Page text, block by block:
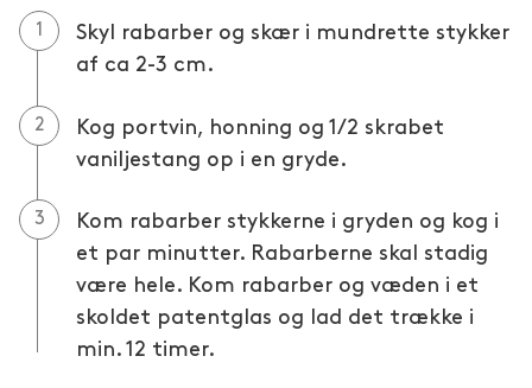
Skyl rabarber og skær i mundrette stykker
af ca 2-3 cm.
Kog portvin, honning og 1/2 skrabet
vaniljestang op i en gryde.
Kom rabarber stykkerne i gryden og kog i
et par minutter. Rabarberne skal stadig
være hele. Kom rabarber og væden i et
skoldet patentglas og lad det trække i
min. 12 timer.